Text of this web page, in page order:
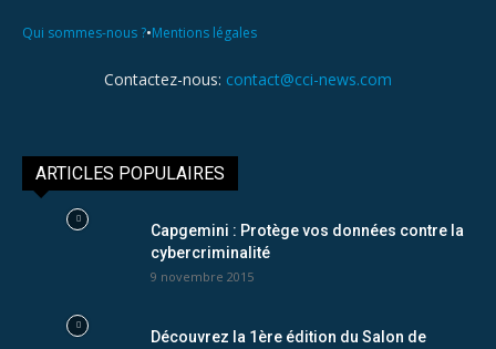
Qui sommes-nous ?•Mentions légales
Contactez-nous: contact@cci-news.com
ARTICLES POPULAIRES
Capgemini : Protège vos données contre la
cybercriminalité
9 novembre 2015
Découvrez la 1ère édition du Salon de